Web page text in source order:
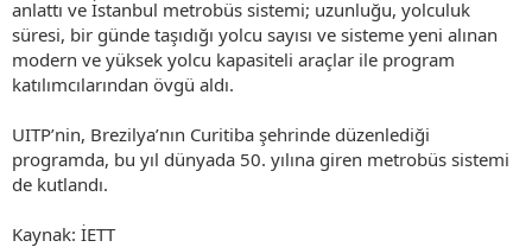
anlattı ve İstanbul metrobüs sistemi; uzunluğu, yolculuk
süresi, bir günde taşıdığı yolcu sayısı ve sisteme yeni alınan
modern ve yüksek yolcu kapasiteli araçlar ile program
katılımcılarından övgü aldı.
UITP’nin, Brezilya’nın Curitiba şehrinde düzenlediği
programda, bu yıl dünyada 50. yılına giren metrobüs sistemi
de kutlandı.
Kaynak: İETT